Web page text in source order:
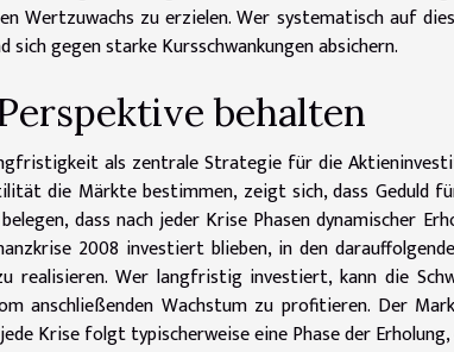
Wertzuwachs zu erzielen. Wer systematisch auf
gegen starke Kursschwankungen absichern.
behalten
als zentrale Strategie für die
die Märkte bestimmen, zeigt sich, dass Geduld
dass nach jeder Krise Phasen dynamischer
2008 investiert blieben, in den
Wer langfristig investiert, kann die
anschließenden Wachstum zu profitieren. Der
Krise folgt typischerweise eine Phase der